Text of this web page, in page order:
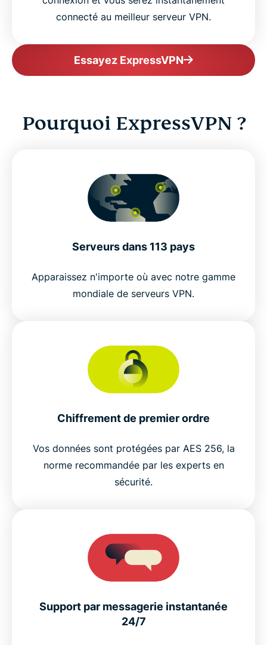
connecté au meilleur serveur VPN.
Essayez ExpressVPN
Pourquoi ExpressVPN ?
Serveurs dans 113 pays
Apparaissez n'importe où avec notre gamme
mondiale de serveurs VPN.
Chiffrement de premier ordre
Vos données sont protégées par AES 256, la
norme recommandée par les experts en
sécurité.
Support par messagerie instantanée
24/7